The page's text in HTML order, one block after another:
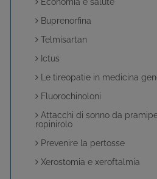
Buprenorfina
Telmisartan
Ictus
Le tireopatie in medicina
Fluorochinoloni
Attacchi di sonno da
ropinirolo
Prevenire la pertosse
Xerostomia e xeroftalmia